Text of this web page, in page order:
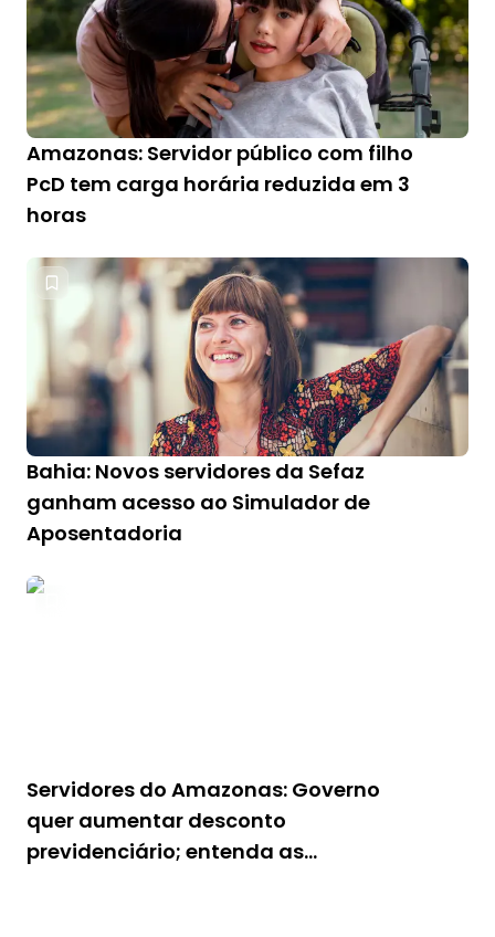
Amazonas: Servidor público com filho
PcD tem carga horária reduzida em 3
horas
Bahia: Novos servidores da Sefaz
ganham acesso ao Simulador de
Aposentadoria
Servidores do Amazonas: Governo
quer aumentar desconto
previdenciário; entenda as